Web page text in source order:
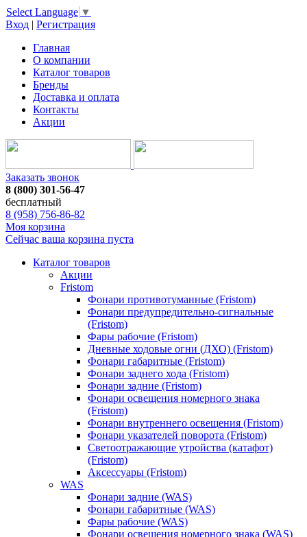
Select Language ▼
Вход | Регистрация
Главная
О компании
Каталог товаров
Бренды
Доставка и оплата
Контакты
Акции
Заказать звонок
8 (800) 301-56-47
бесплатный
8 (958) 756-86-82
Моя корзина
Сейчас ваша корзина пуста
Каталог товаров
Акции
Fristom
Фонари противотуманные (Fristom)
Фонари предупредительно-сигнальные
(Fristom)
Фары рабочие (Fristom)
Дневные ходовые огни (ДХО) (Fristom)
Фонари габаритные (Fristom)
Фонари заднего хода (Fristom)
Фонари задние (Fristom)
Фонари освещения номерного знака
(Fristom)
Фонари внутреннего освещения (Fristom)
Фонари указателей поворота (Fristom)
Светоотражающие утройства (катафот)
(Fristom)
Аксессуары (Fristom)
WAS
Фонари задние (WAS)
Фонари габаритные (WAS)
Фары рабочие (WAS)
Фонари освещения номерного знака (WAS)